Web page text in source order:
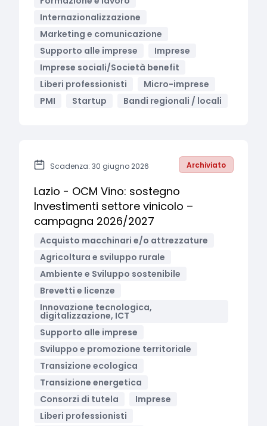
Internazionalizzazione
Marketing e comunicazione
Supporto alle imprese
Imprese
Imprese sociali/Società benefit
Liberi professionisti
Micro-imprese
PMI
Startup Bandi regionali / locali
Scadenza: 30 giugno 2026 Archiviato
Lazio - OCM Vino: sostegno
Investimenti settore vinicolo –
campagna 2026/2027
Acquisto macchinari e/o attrezzature
Agricoltura e sviluppo rurale
Ambiente e Sviluppo sostenibile
Brevetti e licenze
Innovazione tecnologica,
digitalizzazione, ICT
Supporto alle imprese
Sviluppo e promozione territoriale
Transizione ecologica
Transizione energetica
Consorzi di tutela
Imprese
Liberi professionisti